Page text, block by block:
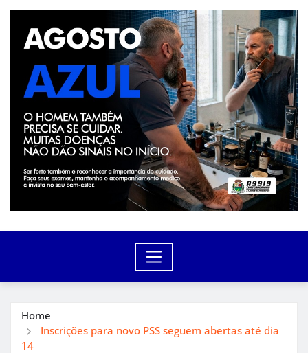
Home
Inscrições para novo PSS seguem abertas até dia
14